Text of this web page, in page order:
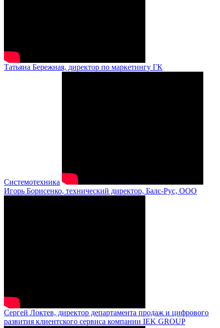
Татьяна Бережная, директор по маркетингу ГК
Системотехника
Игорь Борисенко, технический директор, Балс-Рус, ООО
Сергей Локтев, директор департамента продаж и цифрового
развития клиентского сервиса компании IEK GROUP